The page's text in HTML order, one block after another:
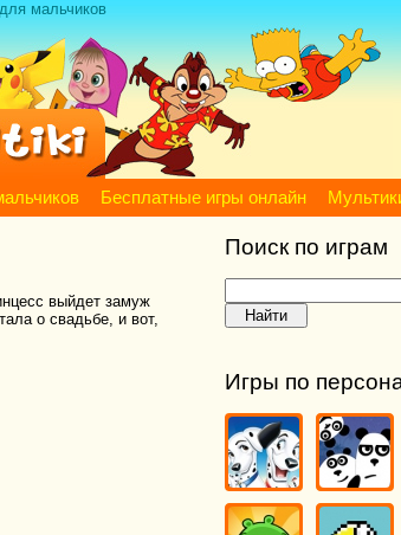
мальчиков
Бесплатные игры онлайн
выйдет замуж
о свадьбе, и вот,
Поиск по играм
Игры по